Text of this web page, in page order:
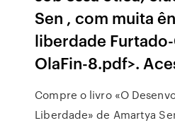
Sen , com muita
liberdade
OlaFin-8.pdf>.
Compre o livro «O
Liberdade» de Amartya